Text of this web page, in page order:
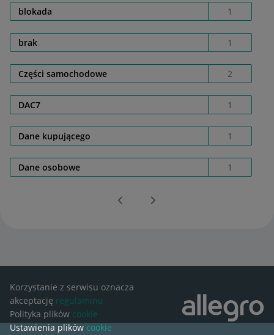
blokada 1
brak 1
Części samochodowe 2
DAC7 1
Dane kupującego 1
Dane osobowe 1
Korzystanie z serwisu oznacza
akceptację regulaminu
Polityka plików cookie
Ustawienia plików cookie